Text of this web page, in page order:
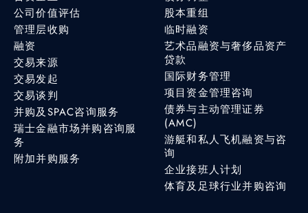
公司价值评估
管理层收购
融资
交易来源
交易发起
交易谈判
并购及SPAC咨询服务
瑞士金融市场并购咨询服
务
附加并购服务
股本重组
临时融资
艺术品融资与奢侈品资产
贷款
国际财务管理
项目资金管理咨询
债券与主动管理证券
(AMC)
游艇和私人飞机融资与咨
询
企业接班人计划
体育及足球行业并购咨询